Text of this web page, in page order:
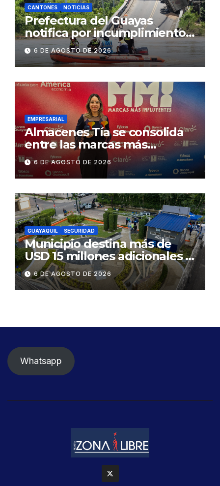
CANTONES NOTICIAS
Prefectura del Guayas
notifica por incumplimiento
contractual a la
Concesionaria CONORTE y
exige celeridad en
desmontaje del puente
Gonzalo Icaza Cornejo, en
Daule
6 DE AGOSTO DE 2026
EMPRESARIAL
Almacenes Tía se consolida
entre las marcas más
influyentes del Ecuador
6 DE AGOSTO DE 2026
GUAYAQUIL SEGURIDAD
Municipio destina más de
USD 15 millones adicionales a
SEGURA EP para fortalecer la
seguridad ciudadana
6 DE AGOSTO DE 2026
Whatsapp